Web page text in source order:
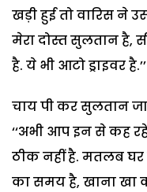
खड़ी हुई तो वारिस ने
मेरा दोस्त सुलतान है,
है. ये भी आटो ड्राइवर है.’’
चाय पी कर सुलतान
‘‘अभी आप इन से कह
ठीक नहीं है. मतलब घर
का समय है, खाना खा